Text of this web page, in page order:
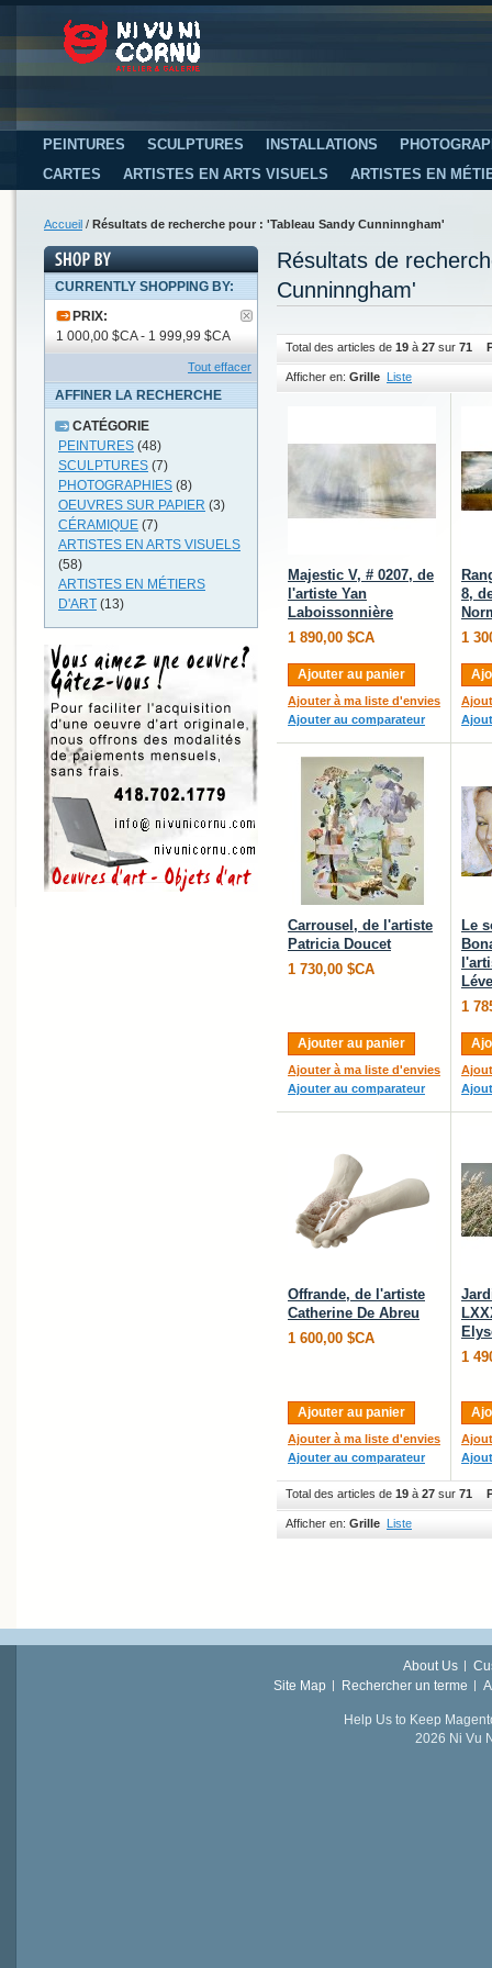
PEINTURES SCULPTURES INSTALLATIONS
CARTES
ARTISTES EN ARTS VISUELS ARTISTES EN
Accueil / Résultats de recherche pour : 'Tableau Sandy Cunninngham'
Résultats de
Cunninngham'
Total des articles de 19 à 27 sur 71
Afficher en: Grille Liste
Majestic V, # 0207, de
l'artiste Yan
Laboissonnière
1 890,00 $CA
Ajouter au panier
Ajouter à ma liste d'envies
Ajouter au comparateur
8,
1
Carrousel, de l'artiste
Patricia Doucet
1 730,00 $CA
Ajouter au panier
Ajouter à ma liste d'envies
Ajouter au comparateur
Le
1
Offrande, de l'artiste
Catherine De Abreu
1 600,00 $CA
Ajouter au panier
Ajouter à ma liste d'envies
Ajouter au comparateur
1
Total des articles de 19 à 27 sur 71
Afficher en: Grille Liste
CURRENTLY SHOPPING BY:
PRIX:
1 000,00 $CA - 1 999,99 $CA
Tout effacer
AFFINER LA RECHERCHE
CATÉGORIE
PEINTURES (48)
SCULPTURES (7)
PHOTOGRAPHIES (8)
OEUVRES SUR PAPIER (3)
CÉRAMIQUE (7)
ARTISTES EN ARTS VISUELS
(58)
ARTISTES EN MÉTIERS
D'ART (13)
About Us
Site Map
Rechercher un terme
Help Us to Keep
2026 Ni Vu